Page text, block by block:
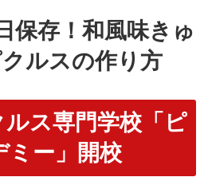
保存！和風味きゅ
ルスの作り方
ルス専門学校「ピ
ミー」開校